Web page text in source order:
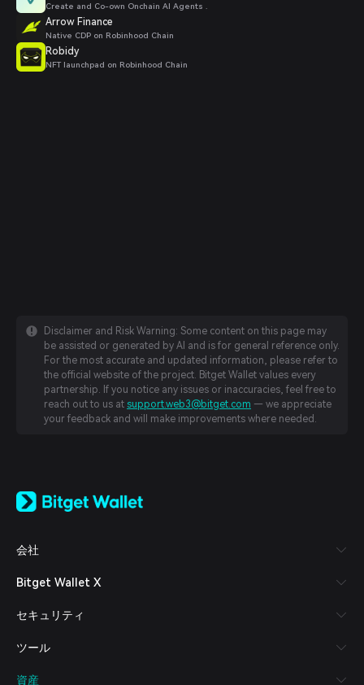
Create and Co-own Onchain AI Agents .
Arrow Finance
Native CDP on Robinhood Chain
Robidy
NFT launchpad on Robinhood Chain
Disclaimer and Risk Warning: Some content on this page may
be assisted or generated by AI and is for general reference only.
For the most accurate and updated information, please refer to
the official website of the project. Bitget Wallet values every
partnership. If you notice any issues or inaccuracies, feel free to
reach out to us at support.web3@bitget.com — we appreciate
your feedback and will make improvements where needed.
日本語
Español (Latinoamérica)
Italiano
Deutsch
繁體中文
会社
Bitget Wallet X
セキュリティ
ツール
資産